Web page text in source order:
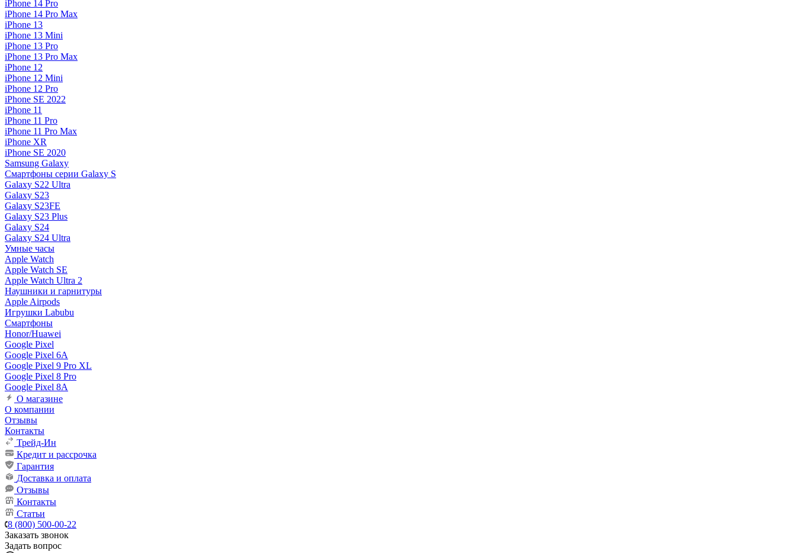
iPhone 14 Pro
iPhone 14 Pro Max
iPhone 13
iPhone 13 Mini
iPhone 13 Pro
iPhone 13 Pro Max
iPhone 12
iPhone 12 Mini
iPhone 12 Pro
iPhone SE 2022
iPhone 11
iPhone 11 Pro
iPhone 11 Pro Max
iPhone XR
iPhone SE 2020
Samsung Galaxy
Смартфоны серии Galaxy S
Galaxy S22 Ultra
Galaxy S23
Galaxy S23FE
Galaxy S23 Plus
Galaxy S24
Galaxy S24 Ultra
Умные часы
Apple Watch
Apple Watch SE
Apple Watch Ultra 2
Наушники и гарнитуры
Apple Airpods
Игрушки Labubu
Смартфоны
Honor/Huawei
Google Pixel
Google Pixel 6A
Google Pixel 9 Pro XL
Google Pixel 8 Pro
Google Pixel 8A
О магазине
О компании
Отзывы
Контакты
Трейд-Ин
Кредит и рассрочка
Гарантия
Доставка и оплата
Отзывы
Контакты
Статьи
8 (800) 500-00-22
Заказать звонок
Задать вопрос